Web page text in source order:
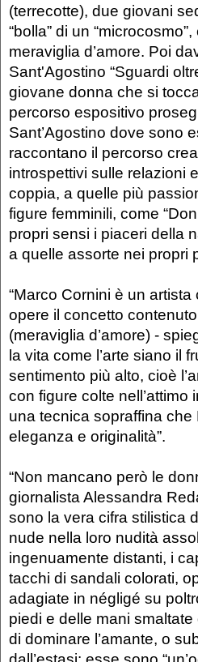
(terrecotte), due giovani
“bolla” di un
meraviglia d’amore. Poi
Sant'Agostino “Sguardi
giovane donna che si
percorso espositivo
Sant’Agostino dove sono
raccontano il percorso
introspettivi sulle relazioni
coppia, a quelle più
figure femminili, come
propri sensi i piaceri della
a quelle assorte nei propri
“Marco Cornini è un
opere il concetto
(meraviglia d’amore) -
la vita come l’arte siano il
sentimento più alto, cioè
con figure colte
una tecnica sopraffina
eleganza e originalità”.
“Non mancano però le
giornalista Alessandra
sono la vera cifra stilistica
nude nella loro nudità
ingenuamente distanti, i
tacchi di sandali colorati,
adagiate in négligé su
piedi e delle mani
di dominare l’amante, o